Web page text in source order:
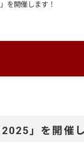
を開催します！
2025 」を開催